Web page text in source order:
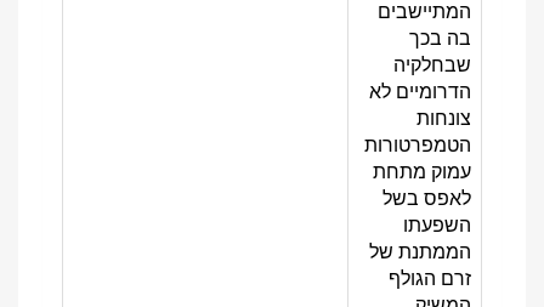
המתיישבים
בה בכך
שבחלקיה
הדרומיים לא
צונחות
הטמפרטורות
עמוק מתחת
לאפס בשל
השפעתו
הממתנת של
זרם הגולף